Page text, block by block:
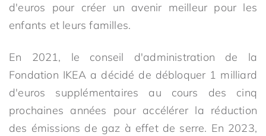
d'euros pour créer un avenir meilleur pour les
enfants et leurs familles.
En 2021, le conseil d'administration de la
Fondation IKEA a décidé de débloquer 1 milliard
d'euros supplémentaires au cours des cinq
prochaines années pour accélérer la réduction
des émissions de gaz à effet de serre. En 2023,